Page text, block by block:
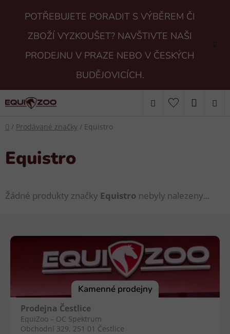
POTŘEBUJETE PORADIT S VÝBĚREM ČI
ZBOŽÍ VYZKOUŠET? NAVŠTIVTE NAŠI
PRODEJNU V PRAZE NEBO V ČESKÝCH
BUDĚJOVICÍCH.
Hledat
Domů
/ Prodávané značky / Equistro
Equistro
Žádné produkty značky Equistro nebyly nalezeny...
Kamenné prodejny
Prodejna Čestlice
EquiZoo – OC Spektrum
Obchodní 329, 251 01 Čestlice